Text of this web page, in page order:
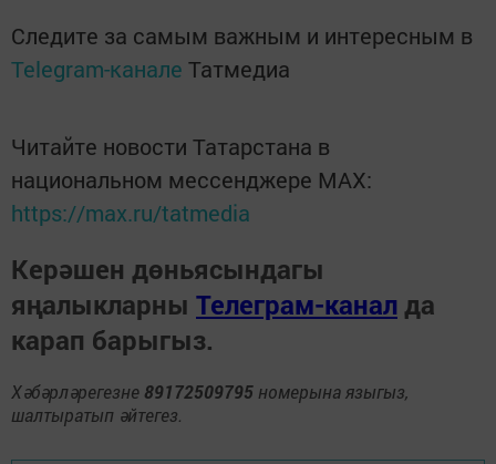
Следите за самым важным и интересным в
Telegram-канале Татмедиа
Читайте новости Татарстана в
национальном мессенджере MАХ:
https://max.ru/tatmedia
Керәшен дөньясындагы
яңалыкларны Телеграм-канал да
карап барыгыз.
Хәбәрләрегезне 89172509795 номерына языгыз,
шалтыратып әйтегез.